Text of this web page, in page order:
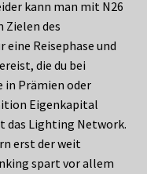
kann man mit N26
Zielen des
Reisephase und
die du bei
in Prämien oder
Eigenkapital
das Lighting Network.
erst der weit
spart vor allem